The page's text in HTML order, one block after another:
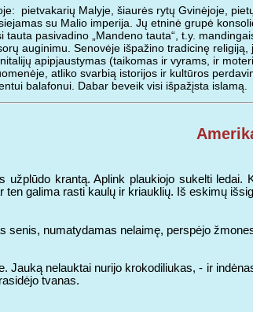
pietvakarių Malyje, šiaurės rytų Gvinėjoje,
su Malio imperija. Jų etninė grupė
pasivadino „Mandeno tauta“, t.y.
auginimu. Senovėje išpažino tradicinę
apipjaustymas (taikomas ir vyrams, ir
atliko svarbią istorijos ir kultūros
balafonui. Dabar beveik visi išpažįsta islamą.
užplūdo krantą. Aplink plaukiojo sukelti
ten galima rasti kaulų ir kriauklių. Iš eskimų
senis, numatydamas nelaimę, perspėjo
Jauką nelauktai nurijo krokodiliukas, - ir
tvanas.